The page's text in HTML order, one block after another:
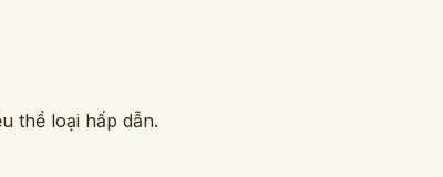
thể loại hấp dẫn.